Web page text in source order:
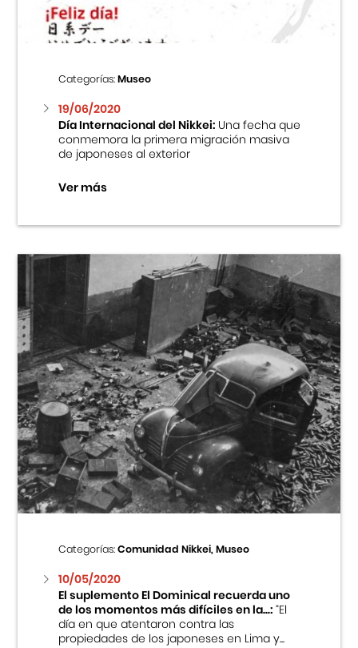
Categorías:Museo
19/06/2020
Día Internacional del Nikkei:Una fecha que
conmemora la primera migración masiva
de japoneses al exterior
Ver más
Categorías:Comunidad Nikkei, Museo
10/05/2020
El suplemento El Dominical recuerda uno
de los momentos más difíciles en la...:“El
día en que atentaron contra las
propiedades de los japoneses en Lima y...